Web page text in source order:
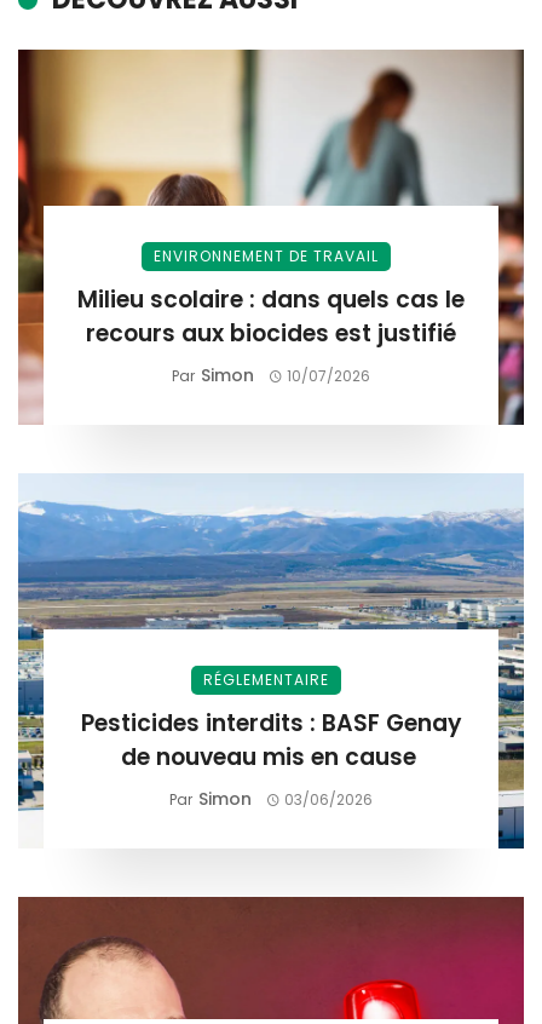
ENVIRONNEMENT DE TRAVAIL
Milieu scolaire : dans quels cas le
recours aux biocides est justifié
Par Simon 10/07/2026
RÉGLEMENTAIRE
Pesticides interdits : BASF Genay
de nouveau mis en cause
Par Simon 03/06/2026